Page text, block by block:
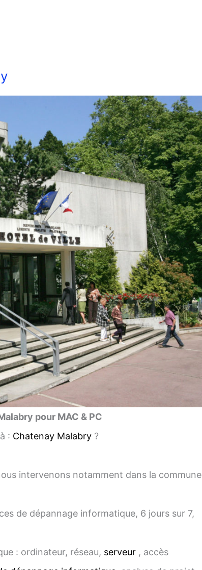
pour MAC & PC
: Chatenay Malabry ?
intervenons notamment dans la commune
de dépannage informatique, 6 jours sur 7,
: ordinateur, réseau, serveur , accès